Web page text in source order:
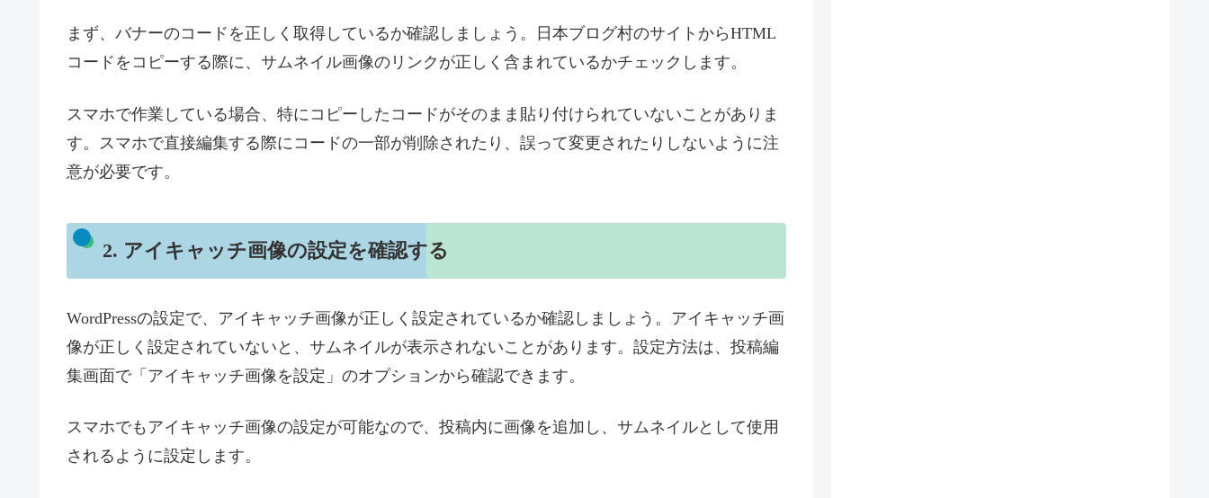
まず、バナーのコードを正しく取得しているか確認しましょう。日本ブログ村のサイトからHTML
コードをコピーする際に、サムネイル画像のリンクが正しく含まれているかチェックします。
スマホで作業している場合、特にコピーしたコードがそのまま貼り付けられていないことがありま
す。スマホで直接編集する際にコードの一部が削除されたり、誤って変更されたりしないように注
意が必要です。
2. アイキャッチ画像の設定を確認する
WordPressの設定で、アイキャッチ画像が正しく設定されているか確認しましょう。アイキャッチ画
像が正しく設定されていないと、サムネイルが表示されないことがあります。設定方法は、投稿編
集画面で「アイキャッチ画像を設定」のオプションから確認できます。
スマホでもアイキャッチ画像の設定が可能なので、投稿内に画像を追加し、サムネイルとして使用
されるように設定します。